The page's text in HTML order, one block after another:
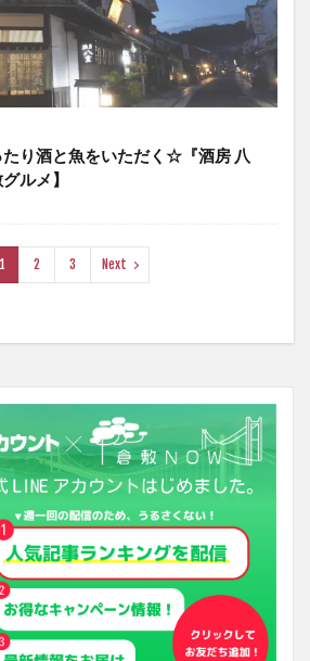
り酒と魚をいただく☆『酒房 八
ルメ】
1 2 3 Next